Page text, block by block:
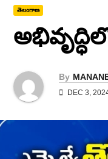
తెలంగాణ
By
DEC 3,